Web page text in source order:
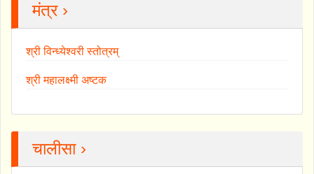
मंत्र ›
श्री विन्ध्येश्वरी स्तोत्रम्
श्री महालक्ष्मी अष्टक
चालीसा ›